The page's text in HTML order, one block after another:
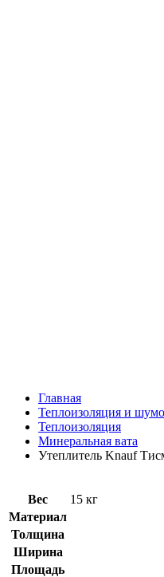
Главная
Теплоизоляция и
Теплоизоляция
Минеральная вата
Утеплитель Knauf
Вес
15 кг
Материал
Толщина
Ширина
Площадь